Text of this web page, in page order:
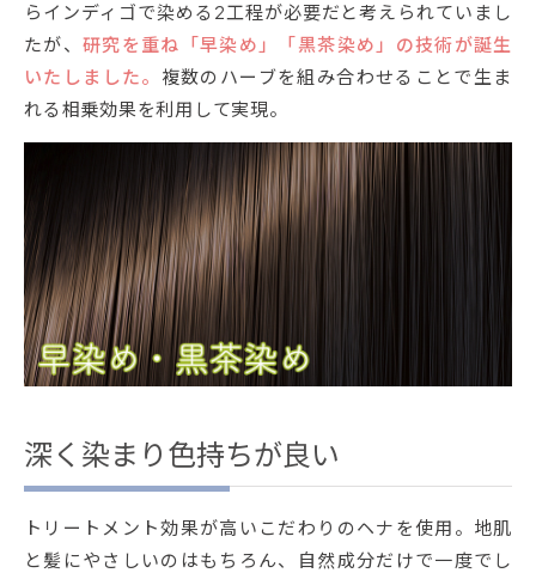
らインディゴで染める2工程が必要だと考えられていまし
たが、研究を重ね「早染め」「黒茶染め」の技術が誕生
いたしました。 複数のハーブを組み合わせることで生ま
れる相乗効果を利用して実現。
深く染まり色持ちが良い
トリートメント効果が高いこだわりのヘナを使用。地肌
と髪にやさしいのはもちろん、自然成分だけで一度でし